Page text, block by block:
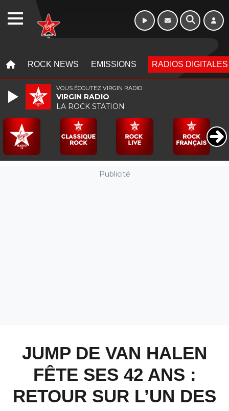
ROCK NEWS EMISSIONS RADIOS DIGITALES
Publicité
JUMP DE VAN HALEN
FÊTE SES 42 ANS :
RETOUR SUR L’UN DES
VOUS ÉCOUTEZ VIRGIN RADIO
VIRGIN RADIO
LA ROCK STATION
WEBRADIO